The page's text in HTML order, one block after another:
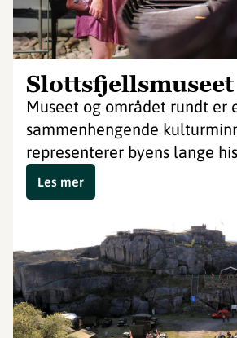
Slottsfjellsmuseet
Museet og området rundt er
sammenhengende
representerer byens lange
Les mer